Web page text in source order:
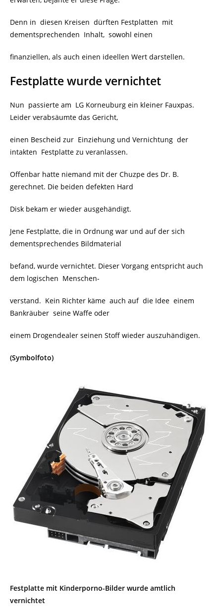
Denn in diesen Kreisen dürften Festplatten mit
dementsprechenden Inhalt, sowohl einen
finanziellen, als auch einen ideellen Wert darstellen.
Festplatte wurde vernichtet
Nun passierte am LG Korneuburg ein kleiner Fauxpas.
Leider verabsäumte das Gericht,
einen Bescheid zur Einziehung und Vernichtung der
intakten Festplatte zu veranlassen.
Offenbar hatte niemand mit der Chuzpe des Dr. B.
gerechnet. Die beiden defekten Hard
Disk bekam er wieder ausgehändigt.
Jene Festplatte, die in Ordnung war und auf der sich
dementsprechendes Bildmaterial
befand, wurde vernichtet. Dieser Vorgang entspricht auch
dem logischen Menschen-
verstand. Kein Richter käme auch auf die Idee einem
Bankräuber seine Waffe oder
einem Drogendealer seinen Stoff wieder auszuhändigen.
(Symbolfoto)
Festplatte mit Kinderporno-Bilder wurde amtlich
vernichtet